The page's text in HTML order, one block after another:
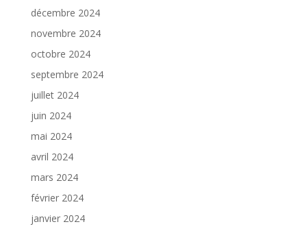
décembre 2024
novembre 2024
octobre 2024
septembre 2024
juillet 2024
juin 2024
mai 2024
avril 2024
mars 2024
février 2024
janvier 2024